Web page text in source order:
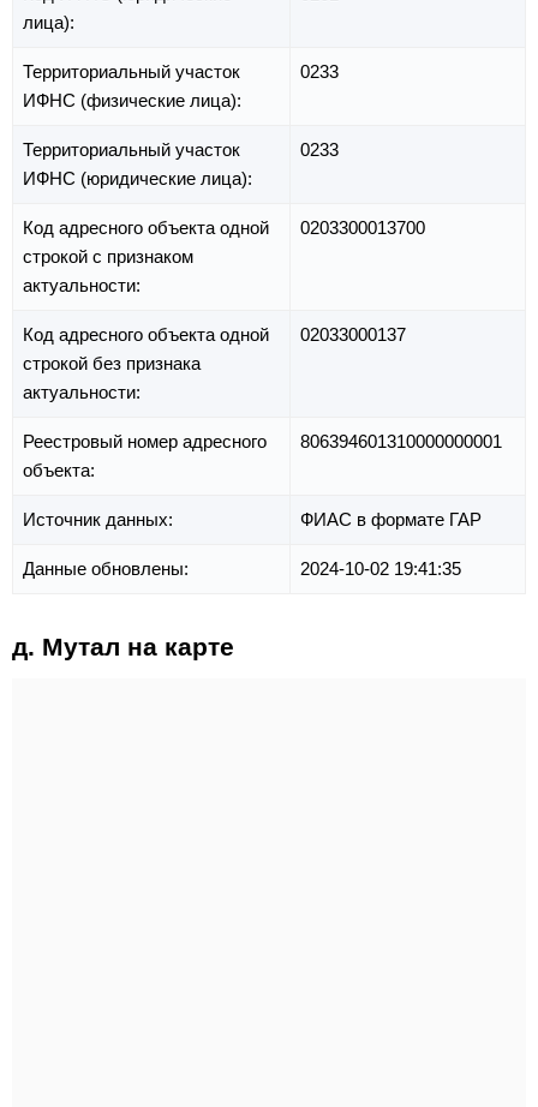
лица):
Территориальный участок
ИФНС (физические лица):
0233
Территориальный участок
ИФНС (юридические лица):
0233
Код адресного объекта одной
строкой с признаком
актуальности:
0203300013700
Код адресного объекта одной
строкой без признака
актуальности:
02033000137
Реестровый номер адресного
объекта:
806394601310000000001
Источник данных: ФИАС в формате ГАР
Данные обновлены: 2024-10-02 19:41:35
д. Мутал на карте